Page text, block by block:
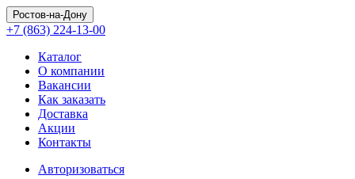
Ростов-на-Дону
+7 (863) 224-13-00
Каталог
О компании
Вакансии
Как заказать
Доставка
Акции
Контакты
Авторизоваться